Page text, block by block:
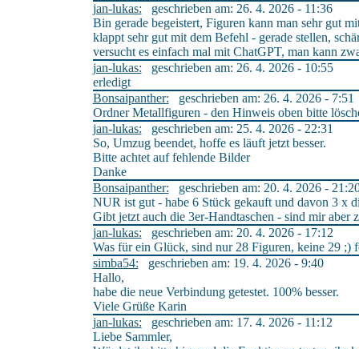
jan-lukas: geschrieben am: 26. 4. 2026 - 11:36
Bin gerade begeistert, Figuren kann man sehr gut
klappt sehr gut mit dem Befehl - gerade stellen,
versucht es einfach mal mit ChatGPT, man kann
jan-lukas: geschrieben am: 26. 4. 2026 - 10:55
erledigt
Bonsaipanther: geschrieben am: 26. 4. 2026 - 7:51
Ordner Metallfiguren - den Hinweis oben bitte
jan-lukas: geschrieben am: 25. 4. 2026 - 22:31
So, Umzug beendet, hoffe es läuft jetzt besser.
Bitte achtet auf fehlende Bilder
Danke
Bonsaipanther: geschrieben am: 20. 4. 2026 -
NUR ist gut - habe 6 Stück gekauft und davon 3 x
Gibt jetzt auch die 3er-Handtaschen - sind mir aber
jan-lukas: geschrieben am: 20. 4. 2026 - 17:12
Was für ein Glück, sind nur 28 Figuren, keine 29 ;)
simba54: geschrieben am: 19. 4. 2026 - 9:40
Hallo,
habe die neue Verbindung getestet. 100% besser.
Viele Grüße Karin
jan-lukas: geschrieben am: 17. 4. 2026 - 11:12
Liebe Sammler,